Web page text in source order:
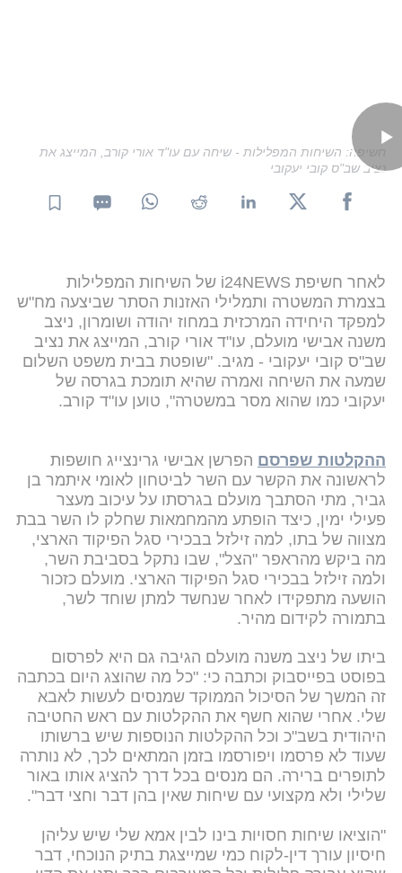
חשיפה: השיחות המפלילות - שיחה עם עו"ד אורי קורב, המייצג את
נציב שב"ס קובי יעקובי
לאחר חשיפת i24NEWS של השיחות המפלילות
בצמרת המשטרה ותמלילי האזנות הסתר שביצעה מח"ש
למפקד היחידה המרכזית במחוז יהודה ושומרון, ניצב
משנה אבישי מועלם, עו"ד אורי קורב, המייצג את נציב
שב"ס קובי יעקובי - מגיב. "שופטת בבית משפט השלום
שמעה את השיחה ואמרה שהיא תומכת בגרסה של
יעקובי כמו שהוא מסר במשטרה", טוען עו"ד קורב.
ההקלטות שפרסם הפרשן אבישי גרינצייג חושפות
לראשונה את הקשר עם השר לביטחון לאומי איתמר בן
גביר, מתי הסתבך מועלם בגרסתו על עיכוב מעצר
פעילי ימין, כיצד הופתע מהמחמאות שחלק לו השר בבת
מצווה של בתו, למה זילזל בבכירי סגל הפיקוד הארצי,
מה ביקש מהראפר "הצל", שבו נתקל בסביבת השר,
ולמה זילזל בבכירי סגל הפיקוד הארצי. מועלם כזכור
הושעה מתפקידו לאחר שנחשד למתן שוחד לשר,
בתמורה לקידום מהיר.
ביתו של ניצב משנה מועלם הגיבה גם היא לפרסום
בפוסט בפייסבוק וכתבה כי: "כל מה שהוצג היום בכתבה
זה המשך של הסיכול הממוקד שמנסים לעשות לאבא
שלי. אחרי שהוא חשף את ההקלטות עם ראש החטיבה
היהודית בשב"כ וכל ההקלטות הנוספות שיש ברשותו
שעוד לא פרסמו ויפורסמו בזמן המתאים לכך, לא נותרה
לתופרים ברירה. הם מנסים בכל דרך להציג אותו באור
שלילי ולא מקצועי עם שיחות שאין בהן דבר וחצי דבר".
"הוציאו שיחות חסויות בינו לבין אמא שלי שיש עליהן
חיסיון עורך דין-לקוח כמי שמייצגת בתיק הנוכחי, דבר